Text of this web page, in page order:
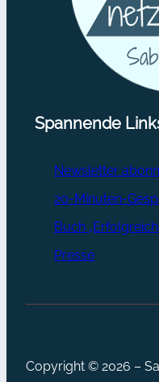
Spannende
Newsletter
20-Minuten-
Buch
Presse
Copyright © 2026 –